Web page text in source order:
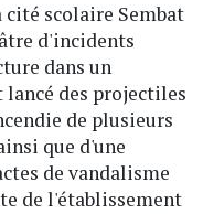
cité scolaire Sembat
d'incidents
dans un
des projectiles
de plusieurs
que d'une
de vandalisme
de l'établissement